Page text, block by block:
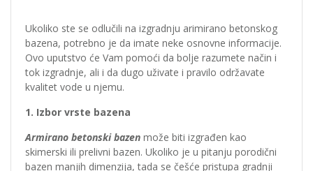
Ukoliko ste se odlučili na izgradnju arimirano betonskog
bazena, potrebno je da imate neke osnovne informacije.
Ovo uputstvo će Vam pomoći da bolje razumete način i
tok izgradnje, ali i da dugo uživate i pravilo održavate
kvalitet vode u njemu.
1. Izbor vrste bazena
Armirano betonski bazen može biti izgrađen kao
skimerski ili prelivni bazen. Ukoliko je u pitanju porodični
bazen manjih dimenzija, tada se češće pristupa gradnji